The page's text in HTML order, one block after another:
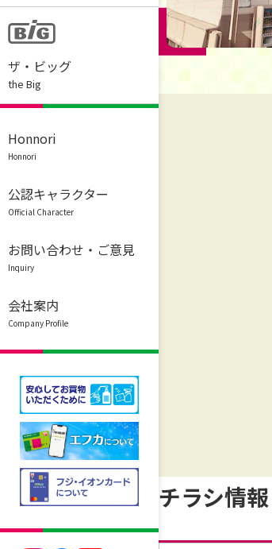
Honnori
Honnori
公認キャラクター
Official Character
お問い合わせ・ご意見
Inquiry
会社案内
Company Profile
ザ・ビッグ
the Big
チラシ情報